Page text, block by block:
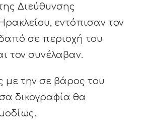
Διεύθυνσης
εντόπισαν τον
σε περιοχή του
τον συνέλαβαν.
με την σε βάρος του
δικογραφία θα